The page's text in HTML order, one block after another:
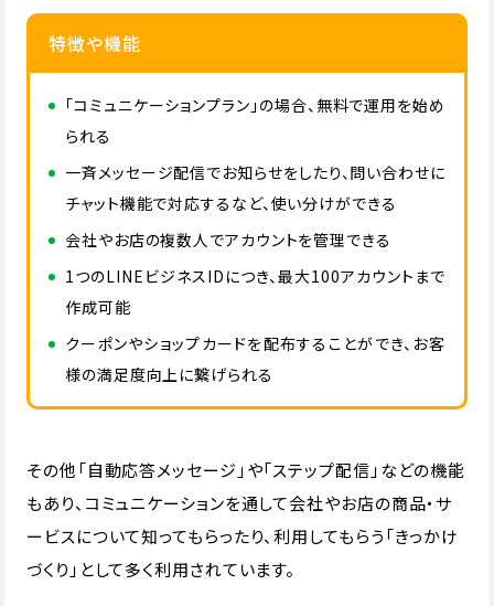
特徴や機能
「コミュニケーションプラン」の場合、無料で運用を始め
られる
一斉メッセージ配信でお知らせをしたり、問い合わせに
チャット機能で対応するなど、使い分けができる
会社やお店の複数人でアカウントを管理できる
1つのLINEビジネスIDにつき、最大100アカウントまで
作成可能
クーポンやショップカードを配布することができ、お客
様の満足度向上に繋げられる
その他「自動応答メッセージ」や「ステップ配信」などの機能
もあり、コミュニケーションを通して会社やお店の商品・サ
ービスについて知ってもらったり、利用してもらう「きっかけ
づくり」として多く利用されています。